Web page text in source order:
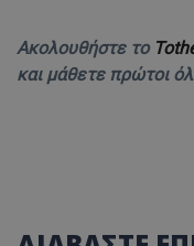
Ακολουθήστε το
και μάθετε πρώτοι